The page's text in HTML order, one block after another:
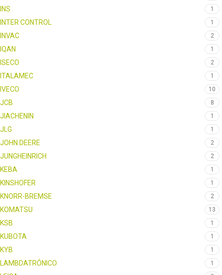
INS 1
INTER CONTROL 1
INVAC 2
IQAN 1
ISECO 2
ITALAMEC 1
IVECO 10
JCB 8
JIACHENIN 1
JLG 1
JOHN DEERE 2
JUNGHEINRICH 2
KEBA 1
KINSHOFER 1
KNORR-BREMSE 2
KOMATSU 13
KSB 1
KUBOTA 1
KYB 1
LAMBDATRÓNICO 1